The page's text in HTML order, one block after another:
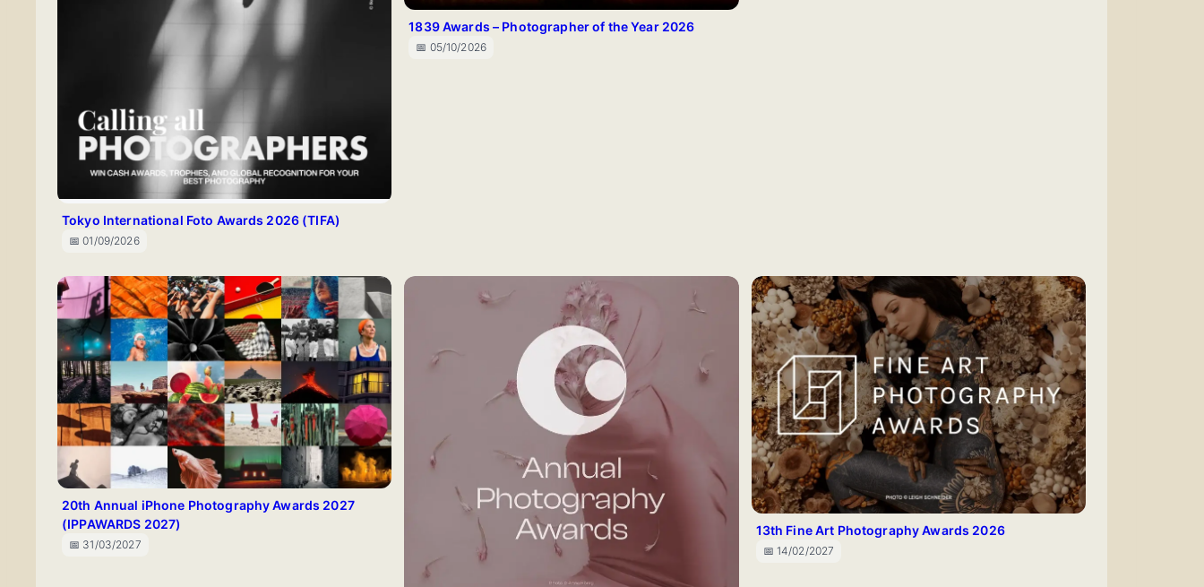
Tokyo International Foto Awards 2026 (TIFA)
📅 01/09/2026
1839 Awards – Photographer of the Year 2026
📅 05/10/2026
20th Annual iPhone Photography Awards 2027
(IPPAWARDS 2027)
📅 31/03/2027
13th Fine Art Photography Awards 2026
📅 14/02/2027